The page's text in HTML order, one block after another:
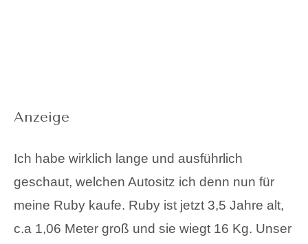
Anzeige
Ich habe wirklich lange und ausführlich
geschaut, welchen Autositz ich denn nun für
meine Ruby kaufe. Ruby ist jetzt 3,5 Jahre alt,
c.a 1,06 Meter groß und sie wiegt 16 Kg. Unser